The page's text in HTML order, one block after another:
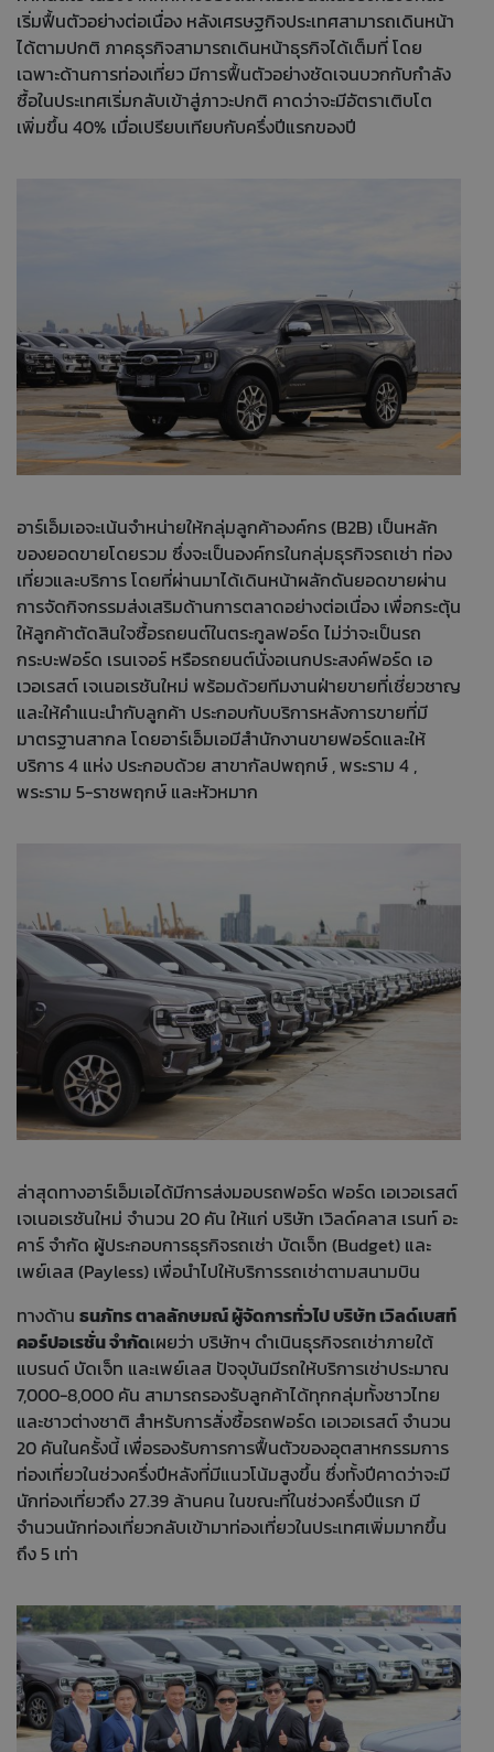
เริ่มฟื้นตัวอย่างต่อเนื่อง หลังเศรษฐกิจประเทศสามารถเดินหน้า
ได้ตามปกติ ภาคธุรกิจสามารถเดินหน้าธุรกิจได้เต็มที่ โดย
เฉพาะด้านการท่องเที่ยว มีการฟื้นตัวอย่างชัดเจนบวกกับกำลัง
ซื้อในประเทศเริ่มกลับเข้าสู่ภาวะปกติ คาดว่าจะมีอัตราเติบโต
เพิ่มขึ้น 40% เมื่อเปรียบเทียบกับครึ่งปีแรกของปี
อาร์เอ็มเอจะเน้นจำหน่ายให้กลุ่มลูกค้าองค์กร (B2B) เป็นหลัก
ของยอดขายโดยรวม ซึ่งจะเป็นองค์กรในกลุ่มธุรกิจรถเช่า ท่อง
เที่ยวและบริการ โดยที่ผ่านมาได้เดินหน้าผลักดันยอดขายผ่าน
การจัดกิจกรรมส่งเสริมด้านการตลาดอย่างต่อเนื่อง เพื่อกระตุ้น
ให้ลูกค้าตัดสินใจซื้อรถยนต์ในตระกูลฟอร์ด ไม่ว่าจะเป็นรถ
กระบะฟอร์ด เรนเจอร์ หรือรถยนต์นั่งอเนกประสงค์ฟอร์ด เอ
เวอเรสต์ เจเนอเรชันใหม่ พร้อมด้วยทีมงานฝ่ายขายที่เชี่ยวชาญ
และให้คำแนะนำกับลูกค้า ประกอบกับบริการหลังการขายที่มี
มาตรฐานสากล โดยอาร์เอ็มเอมีสำนักงานขายฟอร์ดและให้
บริการ 4 แห่ง ประกอบด้วย สาขากัลปพฤกษ์ , พระราม 4 ,
พระราม 5-ราชพฤกษ์ และหัวหมาก
ล่าสุดทางอาร์เอ็มเอได้มีการส่งมอบรถฟอร์ด ฟอร์ด เอเวอเรสต์
เจเนอเรชันใหม่ จำนวน 20 คัน ให้แก่ บริษัท เวิลด์คลาส เรนท์ อะ
คาร์ จำกัด ผู้ประกอบการธุรกิจรถเช่า บัดเจ็ท (Budget) และ
เพย์เลส (Payless) เพื่อนำไปให้บริการรถเช่าตามสนามบิน
ทางด้าน ธนภัทร ตาลลักษมณ์ ผู้จัดการทั่วไป บริษัท เวิลด์เบสท์
คอร์ปอเรชั่น จำกัดเผยว่า บริษัทฯ ดำเนินธุรกิจรถเช่าภายใต้
แบรนด์ บัดเจ็ท และเพย์เลส ปัจจุบันมีรถให้บริการเช่าประมาณ
7,000-8,000 คัน สามารถรองรับลูกค้าได้ทุกกลุ่มทั้งชาวไทย
และชาวต่างชาติ สำหรับการสั่งซื้อรถฟอร์ด เอเวอเรสต์ จำนวน
20 คันในครั้งนี้ เพื่อรองรับการการฟื้นตัวของอุตสาหกรรมการ
ท่องเที่ยวในช่วงครึ่งปีหลังที่มีแนวโน้มสูงขึ้น ซึ่งทั้งปีคาดว่าจะมี
นักท่องเที่ยวถึง 27.39 ล้านคน ในขณะที่ในช่วงครึ่งปีแรก มี
จำนวนนักท่องเที่ยวกลับเข้ามาท่องเที่ยวในประเทศเพิ่มมากขึ้น
ถึง 5 เท่า